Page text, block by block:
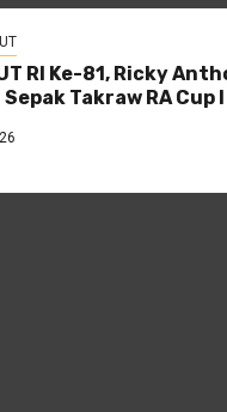
RI Ke-81, Ricky
Takraw RA Cup